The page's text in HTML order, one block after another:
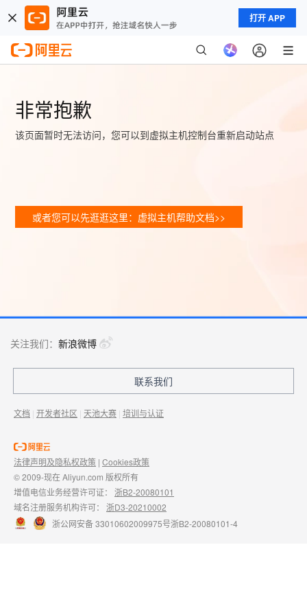
打开 APP
非常抱歉
该页面暂时无法访问，您可以到虚拟主机控制台重新启动站点
或者您可以先逛逛这里：虚拟主机帮助文档>>